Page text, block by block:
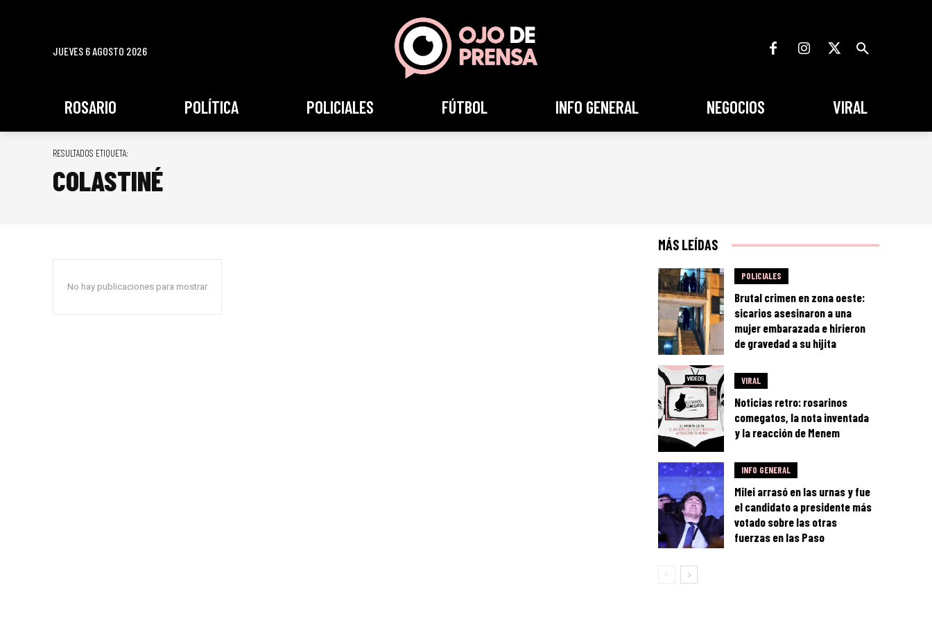
JUEVES 6 AGOSTO 2026
ROSARIO POLÍTICA POLICIALES FÚTBOL INFO GENERAL NEGOCIOS VIRAL
RESULTADOS ETIQUETA:
COLASTINÉ
No hay publicaciones para mostrar
MÁS LEÍDAS
POLICIALES
Brutal crimen en zona oeste:
sicarios asesinaron a una
mujer embarazada e hirieron
de gravedad a su hijita
VIRAL
Noticias retro: rosarinos
comegatos, la nota inventada
y la reacción de Menem
INFO GENERAL
Milei arrasó en las urnas y fue
el candidato a presidente más
votado sobre las otras
fuerzas en las Paso